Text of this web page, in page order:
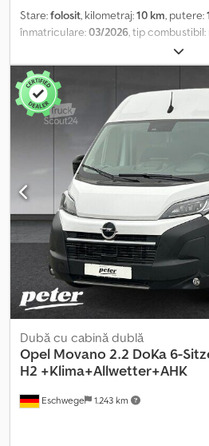
Stare:folosit, kilometraj:10 km, putere:
înmatriculare:03/2026, tip combustibil:
, combustibil:
cabină șofer:altul, tip de angrenaj:
6, suspensie:
airbag, computer de bord, controlul
viteză, program electronic de
ceață, senzori de parcare,
închidere centralizată
, Exterior *
Anvelope all-season Interior * Aer
* Control tracțiune Confort și mediu *
înapoi * Asistență la pornirea în rampă
Asistent pentru unghi mort * Lumini
Automatizare lumini * Senzor de
remorcare (nedemontabil) *
de pană Dsdpjzf Dvqefx Ai Rokr *
Black negru cu tetiere căptușite * Gri
ranforsată * PACHET VIZIBILITATE
Eschwege 1.243 km
Dubă cu cabină dublă
Opel Movano 2.2 DoKa 6-
H2 +Klima+Allwetter+AHK